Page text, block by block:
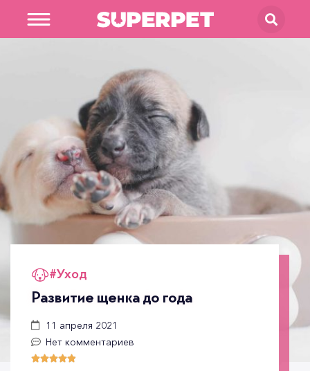
#Уход
Развитие щенка до года
11 апреля 2021
Нет комментариев
